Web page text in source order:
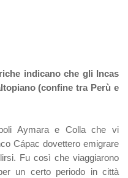
indicano che gli Incas
(confine tra Perù e
Aymara e Colla che vi
Cápac dovettero emigrare
Fu così che viaggiarono
un certo periodo in città